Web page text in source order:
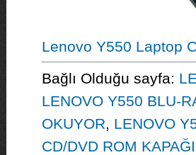
Lenovo Y550 Laptop
Bağlı Olduğu sayfa:
LENOVO Y550 BLU-
OKUYOR, LENOVO
CD/DVD ROM